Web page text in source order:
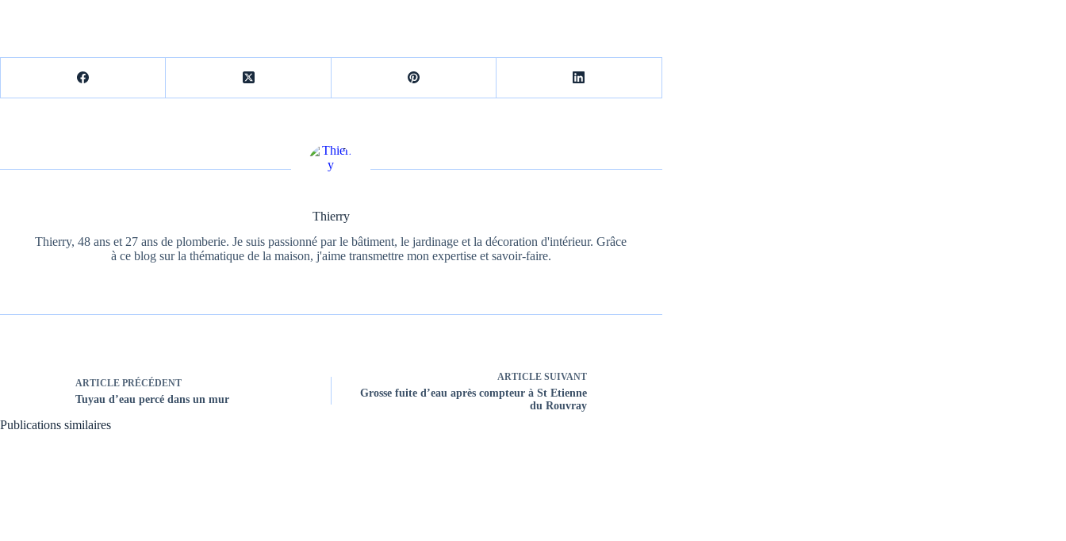
Thierry
Thierry, 48 ans et 27 ans de plomberie. Je suis passionné par le bâtiment, le jardinage et la décoration d'intérieur. Grâce
à ce blog sur la thématique de la maison, j'aime transmettre mon expertise et savoir-faire.
ARTICLE PRÉCÉDENT
Tuyau d’eau percé dans un mur
ARTICLESUIVANT
Grosse fuite d’eau après compteur à St Etienne
du Rouvray
Publications similaires